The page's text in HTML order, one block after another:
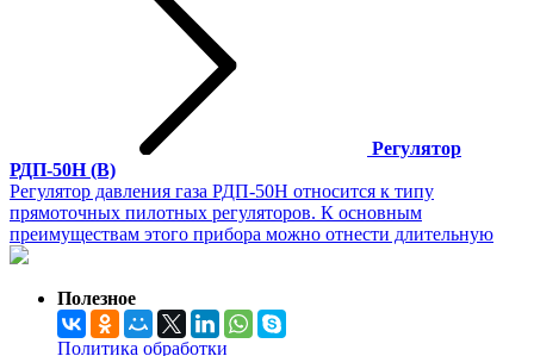
Регулятор
РДП-50Н (В)
Регулятор давления газа РДП-50Н относится к типу
прямоточных пилотных регуляторов. К основным
преимуществам этого прибора можно отнести длительную
Полезное
Политика обработки